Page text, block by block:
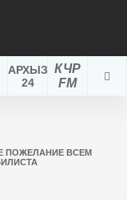
КЧР
FM
АРХЫЗ
24
ПОЖЕЛАНИЕ ВСЕМ